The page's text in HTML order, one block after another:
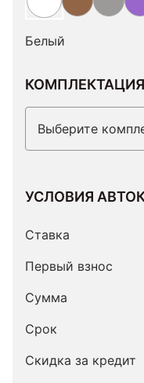
Белый
КОМПЛЕКТАЦИЯ
Выберите
УСЛОВИЯ
Ставка
Первый взнос
Сумма
Срок
Скидка за кредит